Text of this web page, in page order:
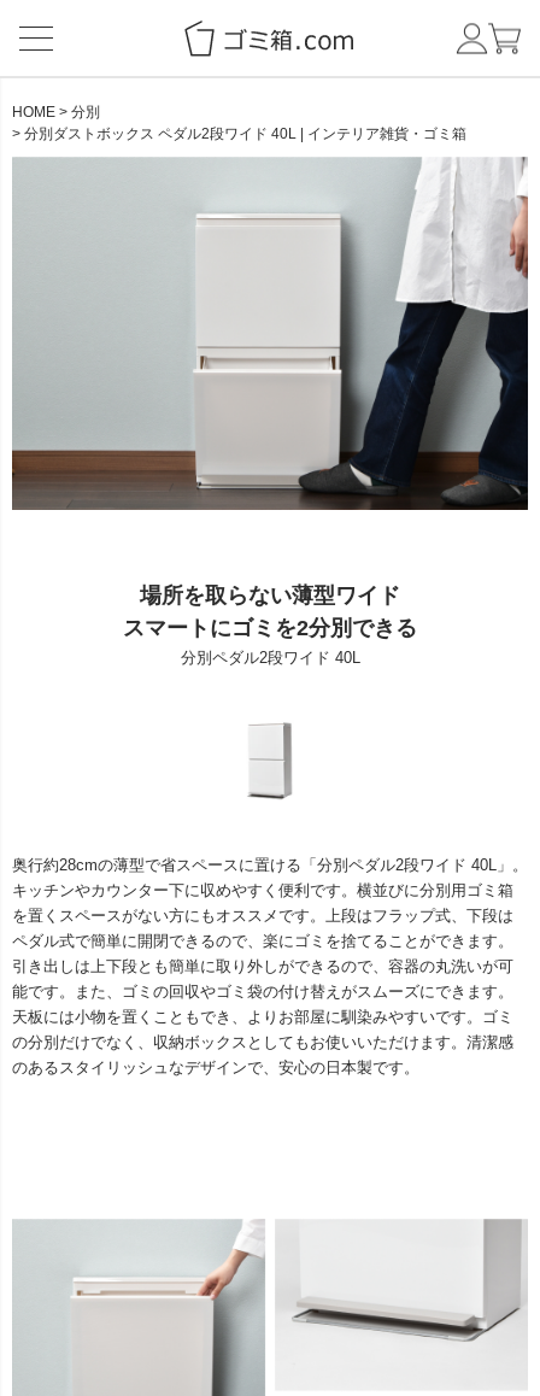
HOME
分別
分別ダストボックス ペダル2段ワイド 40L | インテリア雑貨・ゴミ箱
場所を取らない薄型ワイド
スマートにゴミを2分別できる
分別ペダル2段ワイド 40L
奥行約28cmの薄型で省スペースに置ける「分別ペダル2段ワイド 40L」。
キッチンやカウンター下に収めやすく便利です。横並びに分別用ゴミ箱
を置くスペースがない方にもオススメです。上段はフラップ式、下段は
ペダル式で簡単に開閉できるので、楽にゴミを捨てることができます。
引き出しは上下段とも簡単に取り外しができるので、容器の丸洗いが可
能です。また、ゴミの回収やゴミ袋の付け替えがスムーズにできます。
天板には小物を置くこともでき、よりお部屋に馴染みやすいです。ゴミ
の分別だけでなく、収納ボックスとしてもお使いいただけます。清潔感
のあるスタイリッシュなデザインで、安心の日本製です。